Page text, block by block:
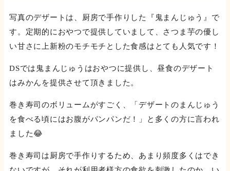
写真のデザートは、厨房で手作りした『鬼まんじゅう』で
す。定期的におやつで提供していまして、さつま芋の優し
い甘さに上新粉のモチモチとした食感はとても人気です！
DSでは鬼まんじゅうはおやつに提供し、昼食のデザート
はみかんを提供させて頂きました。
巻き寿司のボリュームがすごく、「デザートのまんじゅう
を食べる頃にはお腹がパンパンだ！」と多くの方に言われ
ました😂
巻き寿司は厨房で手作りするため、あまり頻度多くはでき